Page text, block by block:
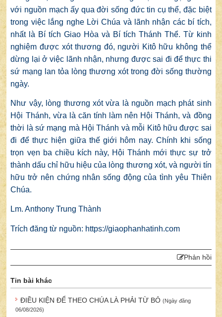
với nguồn mạch ấy qua đời sống đức tin cụ thể, đặc biệt
trong việc lắng nghe Lời Chúa và lãnh nhận các bí tích,
nhất là Bí tích Giao Hòa và Bí tích Thánh Thể. Từ kinh
nghiệm được xót thương đó, người Kitô hữu không thể
dừng lại ở việc lãnh nhận, nhưng được sai đi để thực thi
sứ mạng lan tỏa lòng thương xót trong đời sống thường
ngày.
Như vậy, lòng thương xót vừa là nguồn mạch phát sinh
Hội Thánh, vừa là căn tính làm nên Hội Thánh, và đồng
thời là sứ mạng mà Hội Thánh và mỗi Kitô hữu được sai
đi để thực hiện giữa thế giới hôm nay. Chính khi sống
trọn vẹn ba chiều kích này, Hội Thánh mới thực sự trở
thành dấu chỉ hữu hiệu của lòng thương xót, và người tín
hữu trở nên chứng nhân sống động của tình yêu Thiên
Chúa.
Lm. Anthony Trung Thành
Trích đăng từ nguồn: https://giaophanhatinh.com
Phản hồi
Tin bài khác
ĐIỀU KIỆN ĐỂ THEO CHÚA LÀ PHẢI TỪ BỎ(Ngày đăng
06/08/2026)